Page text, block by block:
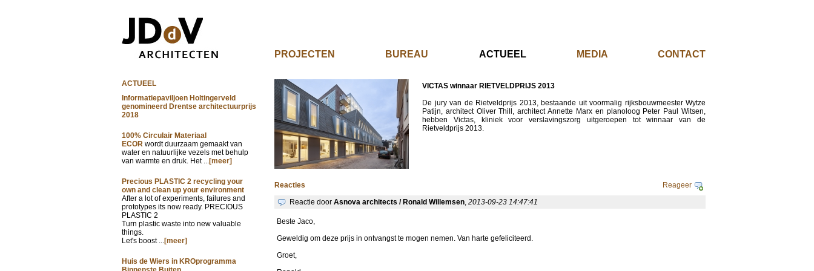
PROJECTEN BUREAU ACTUEEL MEDIA CONTACT
ACTUEEL
Informatiepaviljoen Holtingerveld
genomineerd Drentse architectuurprijs
2018
100% Circulair Materiaal
ECOR wordt duurzaam gemaakt van
water en natuurlijke vezels met behulp
van warmte en druk. Het ...[meer]
Precious PLASTIC 2 recycling your
own and clean up your environment
After a lot of experiments, failures and
prototypes its now ready. PRECIOUS
PLASTIC 2
Turn plastic waste into new valuable
things.
Let's boost ...[meer]
Huis de Wiers in KROprogramma
VICTAS winnaar RIETVELDPRIJS 2013
De jury van de Rietveldprijs 2013, bestaande uit voormalig rijksbouwmeester Wytze
Patijn, architect Oliver Thill, architect Annette Marx en planoloog Peter Paul Witsen,
hebben Victas, kliniek voor verslavingszorg uitgeroepen tot winnaar van de
Rietveldprijs 2013.
Reacties
Reageer
Reactie door Asnova architects / Ronald Willemsen, 2013-09-23 14:47:41
Beste Jaco,
Geweldig om deze prijs in ontvangst te mogen nemen. Van harte gefeliciteerd.
Groet,